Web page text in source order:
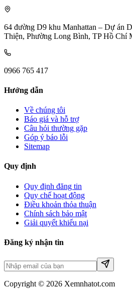
64 đường D9 khu Manhattan – Dự án
Thiện, Phường Long Bình, TP Hồ Chí
0966 765 417
Hướng dẫn
Về chúng tôi
Báo giá và hỗ trợ
Câu hỏi thường gặp
Góp ý báo lỗi
Sitemap
Quy định
Quy định đăng tin
Quy chế hoạt động
Điều khoản thỏa thuận
Chính sách bảo mật
Giải quyết khiếu nại
Đăng ký nhận tin
Copyright © 2026 Xemnhatot.com